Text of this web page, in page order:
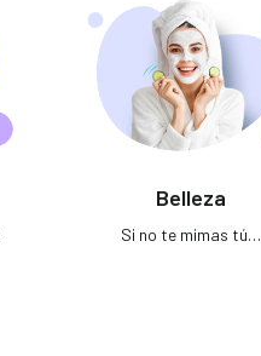
Belleza
Si no te mimas tú…